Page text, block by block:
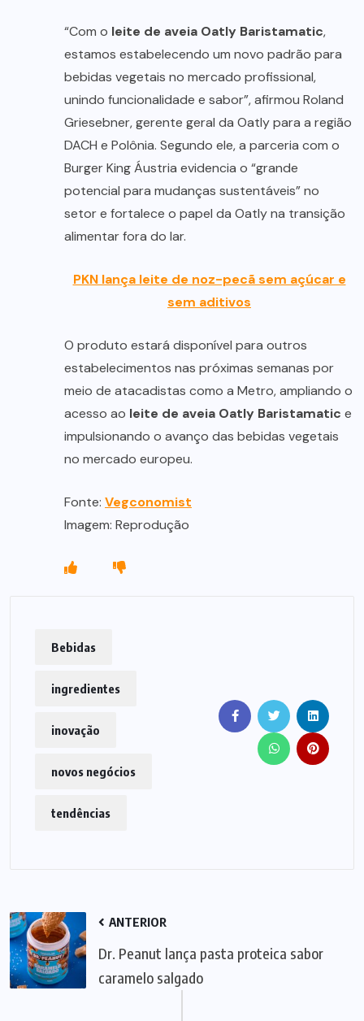
“Com o leite de aveia Oatly Baristamatic,
estamos estabelecendo um novo padrão para
bebidas vegetais no mercado profissional,
unindo funcionalidade e sabor”, afirmou Roland
Griesebner, gerente geral da Oatly para a região
DACH e Polônia. Segundo ele, a parceria com o
Burger King Áustria evidencia o “grande
potencial para mudanças sustentáveis” no
setor e fortalece o papel da Oatly na transição
alimentar fora do lar.
PKN lança leite de noz-pecã sem açúcar e
sem aditivos
O produto estará disponível para outros
estabelecimentos nas próximas semanas por
meio de atacadistas como a Metro, ampliando o
acesso ao leite de aveia Oatly Baristamatic e
impulsionando o avanço das bebidas vegetais
no mercado europeu.
Fonte: Vegconomist
Imagem: Reprodução
Bebidas
ingredientes
inovação
novos negócios
tendências
ANTERIOR
Dr. Peanut lança pasta proteica sabor
caramelo salgado